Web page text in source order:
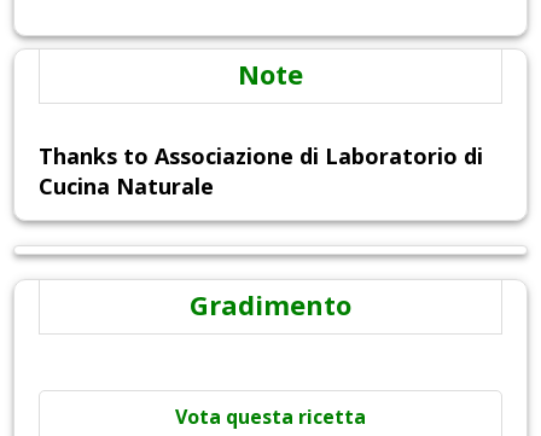
Note
Thanks to Associazione di Laboratorio di
Cucina Naturale
Gradimento
Vota questa ricetta